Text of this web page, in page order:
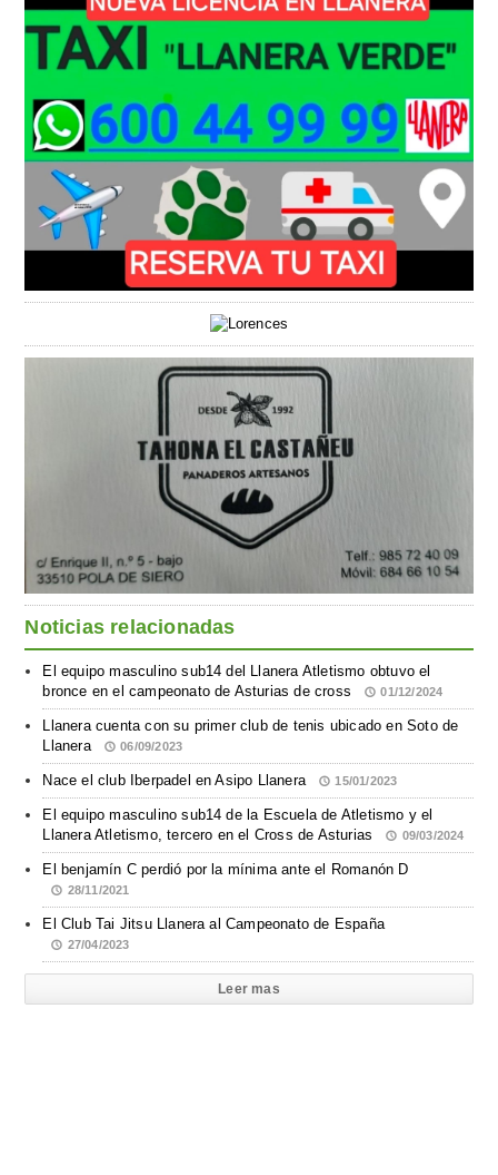
Noticias relacionadas
El equipo masculino sub14 del Llanera Atletismo obtuvo el
bronce en el campeonato de Asturias de cross
01/12/2024
Llanera cuenta con su primer club de tenis ubicado en Soto de
Llanera
06/09/2023
Nace el club Iberpadel en Asipo Llanera 15/01/2023
El equipo masculino sub14 de la Escuela de Atletismo y el
Llanera Atletismo, tercero en el Cross de Asturias
09/03/2024
El benjamín C perdió por la mínima ante el Romanón D
28/11/2021
El Club Tai Jitsu Llanera al Campeonato de España
27/04/2023
Leer mas